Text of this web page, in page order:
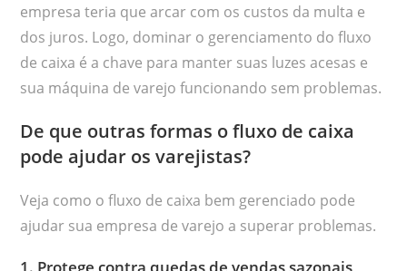
empresa teria que arcar com os custos da multa e
dos juros. Logo, dominar o gerenciamento do fluxo
de caixa é a chave para manter suas luzes acesas e
sua máquina de varejo funcionando sem problemas.
De que outras formas o fluxo de caixa
pode ajudar os varejistas?
Veja como o fluxo de caixa bem gerenciado pode
ajudar sua empresa de varejo a superar problemas.
1. Protege contra quedas de vendas sazonais